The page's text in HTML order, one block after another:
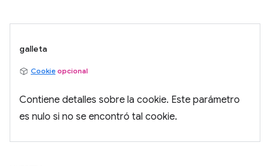
galleta
Cookie opcional
Contiene detalles sobre la cookie. Este parámetro
es nulo si no se encontró tal cookie.